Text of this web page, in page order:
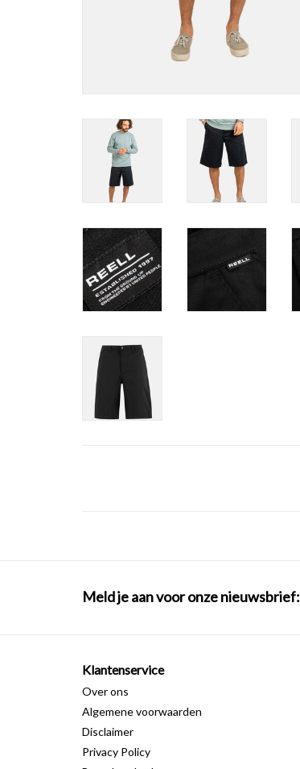
Meld je aan voor onze nieuwsbrief:
Klantenservice
Over ons
Algemene voorwaarden
Disclaimer
Privacy Policy